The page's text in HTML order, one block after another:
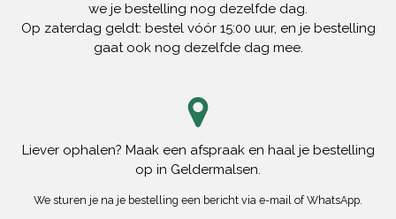
we je bestelling nog dezelfde dag.
Op zaterdag geldt: bestel vóór 15:00 uur, en je bestelling
gaat ook nog dezelfde dag mee.
Liever ophalen? Maak een afspraak en haal je bestelling
op in Geldermalsen.
We sturen je na je bestelling een bericht via e-mail of WhatsApp.